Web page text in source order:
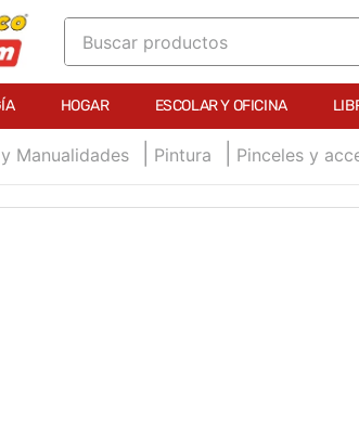
Buscar productos
HOGAR ESCOLAR Y OFICINA
Manualidades Pintura Pinceles y
TÉRMINOS MÁS BUSCADOS
2.
marcador e300